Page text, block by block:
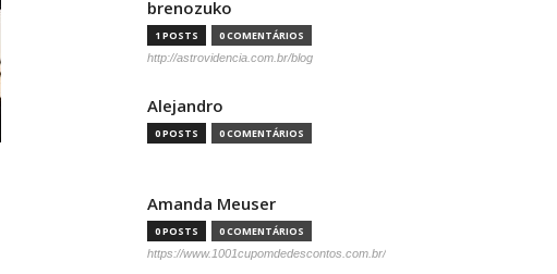
brenozuko
1 POSTS 0 COMENTÁRIOS
http://astrovidencia.com.br/blog
Alejandro
0 POSTS 0 COMENTÁRIOS
Amanda Meuser
0 POSTS 0 COMENTÁRIOS
https://www.1001cupomdedescontos.com.br/